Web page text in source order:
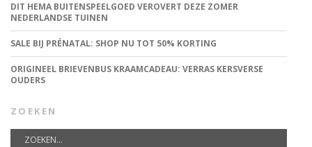
DIT HEMA BUITENSPEELGOED VEROVERT DEZE ZOMER
NEDERLANDSE TUINEN
SALE BIJ PRÉNATAL: SHOP NU TOT 50% KORTING
ORIGINEEL BRIEVENBUS KRAAMCADEAU: VERRAS KERSVERSE
OUDERS
ZOEKEN